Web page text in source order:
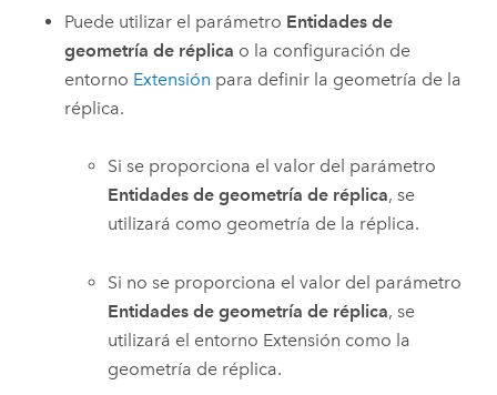
Puede utilizar el parámetro Entidades de
geometría de réplica o la configuración de
entorno Extensión para definir la geometría de la
réplica.
Si se proporciona el valor del parámetro
Entidades de geometría de réplica, se
utilizará como geometría de la réplica.
Si no se proporciona el valor del parámetro
Entidades de geometría de réplica, se
utilizará el entorno Extensión como la
geometría de réplica.